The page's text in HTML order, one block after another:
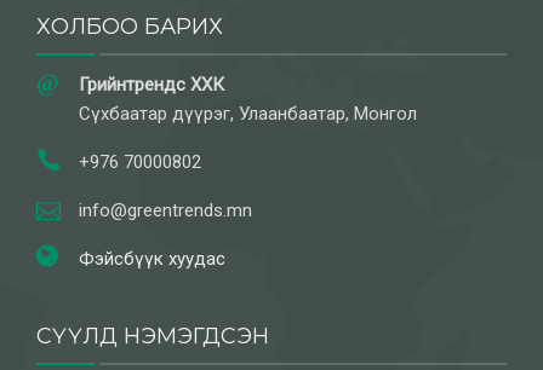
ХОЛБОО БАРИХ
Грийнтрендс ХХК
Сүхбаатар дүүрэг, Улаанбаатар, Монгол
+976 70000802
info@greentrends.mn
Фэйсбүүк хуудас
СҮҮЛД НЭМЭГДСЭН